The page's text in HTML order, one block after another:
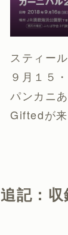
スティー
９月１５
パンカニ
Giftedが
追記：